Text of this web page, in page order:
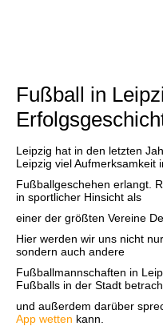
Fußball in
Leipzig hat in den letzten
Leipzig viel Aufmerksamkeit
Fußballgeschehen erlangt.
in sportlicher Hinsicht als
einer der größten Vereine
Hier werden wir uns nicht
sondern auch andere
Fußballmannschaften in
Fußballs in der Stadt
und außerdem darüber
App wetten kann.